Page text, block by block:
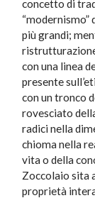
concetto di
“modernismo”
più grandi;
con una linea
presente
con un tronco
rovesciato
radici nella
chioma nella
vita o della
Zoccolaio sita
proprietà